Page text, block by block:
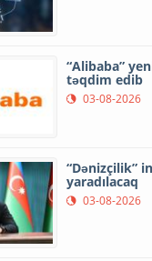
“Alibaba”
təqdim edib
03-08-2026
“Dənizçilik”
yaradılacaq
03-08-2026